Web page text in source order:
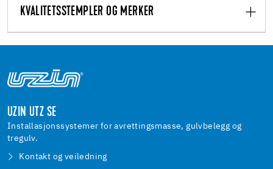
KVALITETSSTEMPLER OG MERKER
UZIN UTZ SE
Installasjonssystemer for avrettingsmasse, gulvbelegg og
tregulv.
Kontakt og veiledning